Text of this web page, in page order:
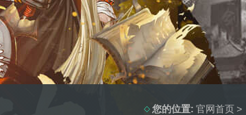
您的位置: 官网首页>